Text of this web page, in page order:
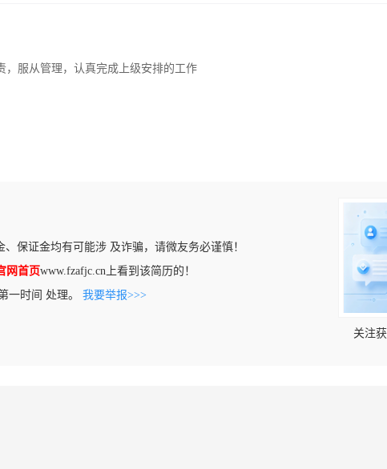
，服从管理，认真完成上级安排的工作
保证金均有可能涉 及诈骗，请微友务必谨慎！
网首页www.fzafjc.cn上看到该简历的！
一时间 处理。 我要举报>>>
关注